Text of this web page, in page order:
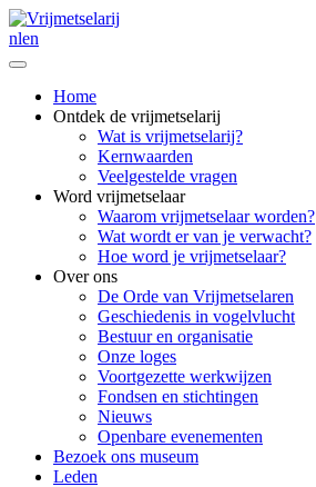
nlen
Home
Ontdek de vrijmetselarij
Wat is vrijmetselarij?
Kernwaarden
Veelgestelde vragen
Word vrijmetselaar
Waarom vrijmetselaar worden?
Wat wordt er van je verwacht?
Hoe word je vrijmetselaar?
Over ons
De Orde van Vrijmetselaren
Geschiedenis in vogelvlucht
Bestuur en organisatie
Onze loges
Voortgezette werkwijzen
Fondsen en stichtingen
Nieuws
Openbare evenementen
Bezoek ons museum
Leden